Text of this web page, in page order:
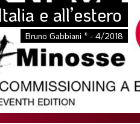
Italia e all’estero
Bruno Gabbiani * - 4/2018